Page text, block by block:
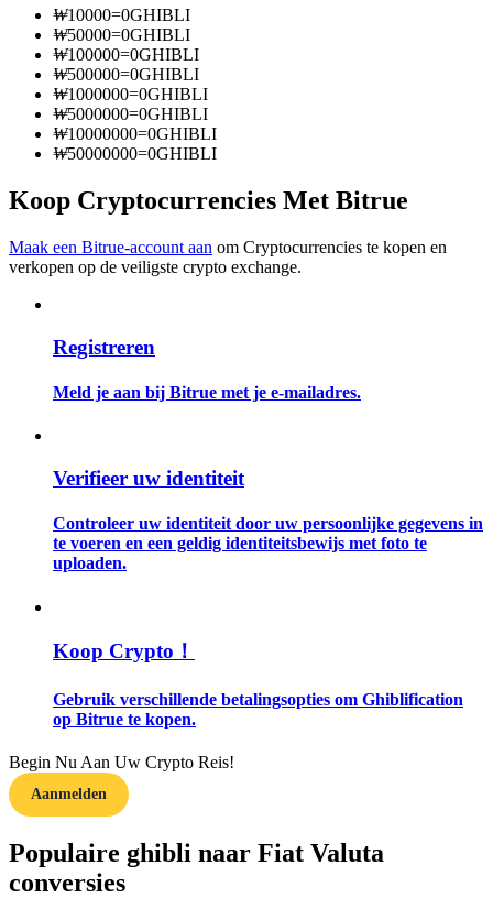
Geniet van winstdeling en copy trading commissies
Big data-analyse inclusief handelsinformatie, enz.
Futures-startgids
Handelsstrategieën
Leer hoe u winstgevend kunt blijven
₩10000=0GHIBLI
₩50000=0GHIBLI
₩100000=0GHIBLI
₩500000=0GHIBLI
₩1000000=0GHIBLI
₩5000000=0GHIBLI
₩10000000=0GHIBLI
₩50000000=0GHIBLI
Koop Cryptocurrencies Met Bitrue
Maak een Bitrue-account aan om Cryptocurrencies te kopen en
verkopen op de veiligste crypto exchange.
Registreren
Meld je aan bij Bitrue met je e-mailadres.
Verifieer uw identiteit
Controleer uw identiteit door uw persoonlijke gegevens in
te voeren en een geldig identiteitsbewijs met foto te
uploaden.
Koop Crypto！
Gebruik verschillende betalingsopties om Ghiblification
op Bitrue te kopen.
Begin Nu Aan Uw Crypto Reis!
Aanmelden
Populaire ghibli naar Fiat Valuta
conversies